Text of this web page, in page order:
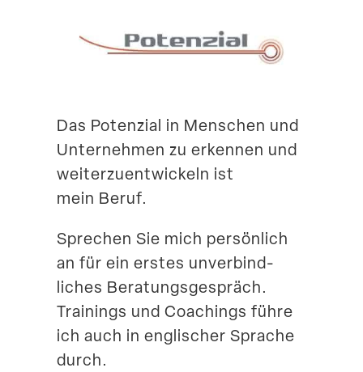
Suche
Das Potenzial in Menschen und
Unter­nehmen zu erkennen und
weiter­zu­ent­wi­ckeln ist
mein Beruf.
Sprechen Sie mich persönlich
an für ein erstes unver­bind­
liches Beratungs­ge­spräch.
Trainings und Coachings führe
ich auch in engli­scher Sprache
durch.